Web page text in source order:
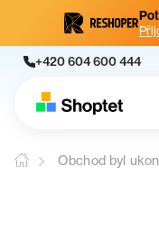
+420 604 600 444
Obchod byl